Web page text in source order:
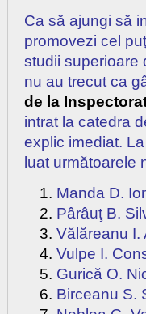
Ca să ajungi să
promovezi cel
studii superioare
nu au trecut ca
de la
intrat la catedra
explic imediat.
luat următoarele
Manda D.
Pârâuţ B.
Vălăreanu I.
Vulpe I.
Gurică O.
Birceanu S.